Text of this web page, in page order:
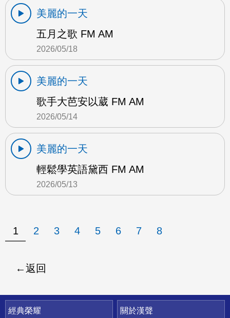
美麗的一天
五月之歌 FM AM
2026/05/18
美麗的一天
歌手大芭安以葳 FM AM
2026/05/14
美麗的一天
輕鬆學英語黛西 FM AM
2026/05/13
1 2 3 4 5 6 7 8
返回
快速連結
經典榮耀
關於漢聲